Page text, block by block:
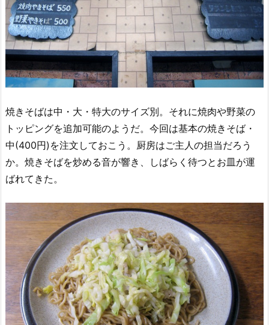
焼きそばは中・大・特大のサイズ別。それに焼肉や野菜の
トッピングを追加可能のようだ。今回は基本の焼きそば・
中(400円)を注文しておこう。厨房はご主人の担当だろう
か。焼きそばを炒める音が響き、しばらく待つとお皿が運
ばれてきた。